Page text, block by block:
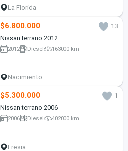
La Florida
$6.800.000
13
Nissan terrano 2012
2012 Diesel 163000 km
Nacimiento
$5.300.000
1
Nissan terrano 2006
2006 Diesel 402000 km
Fresia